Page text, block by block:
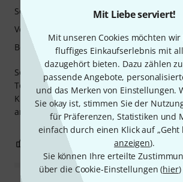
Mit Liebe serviert!
Mit unseren Cookies möchten
fluffiges Einkaufserlebnis mit
dazugehört bieten. Dazu zählen
passende Angebote,
und das Merken von Einstellungen.
Sie okay ist, stimmen Sie der
für Präferenzen, Statistiken und
einfach durch einen Klick auf „Geht
anzeigen).
Sie können Ihre erteilte
über die Cookie-Einstellungen (hier
So einfach zu bedienen und mischt die
Tonabnehmersignale effektiv. Außerdem
Klang per Equalizer direkt im Gehäuse
anpassen. Empfehlenswert für das K&K
Sound
Verarbeitung
Bedienung
0 BEWERTUNG MELDEN